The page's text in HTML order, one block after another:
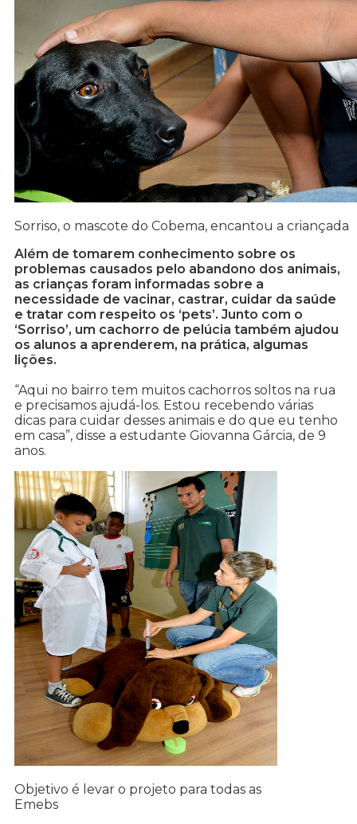
Sorriso, o mascote do Cobema, encantou a criançada
Além de tomarem conhecimento sobre os
problemas causados pelo abandono dos animais,
as crianças foram informadas sobre a
necessidade de vacinar, castrar, cuidar da saúde
e tratar com respeito os ‘pets’. Junto com o
‘Sorriso’, um cachorro de pelúcia também ajudou
os alunos a aprenderem, na prática, algumas
lições.
“Aqui no bairro tem muitos cachorros soltos na rua
e precisamos ajudá-los. Estou recebendo várias
dicas para cuidar desses animais e do que eu tenho
em casa”, disse a estudante Giovanna Gárcia, de 9
anos.
Objetivo é levar o projeto para todas as
Emebs